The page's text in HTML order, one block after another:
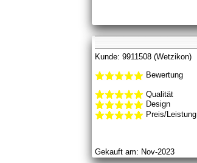
Kunde: 9911508 (Wetzikon)
Bewertung
Qualität
Design
Preis/Leistung
Gekauft am: Nov-2023